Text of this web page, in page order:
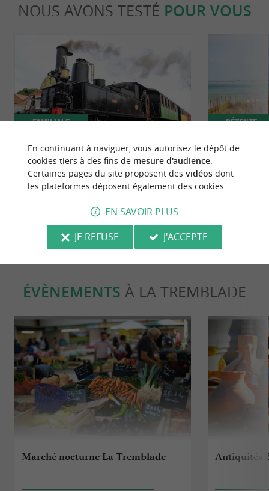
NOUS AVONS TESTÉ POUR VOUS
Le « Train des Mouettes » : l’estuaire de
la Seudre à bord d’une machine à
remonter le temps
Familiale
5 sites
Maritime en
Détente
ÉVÈNEMENTS À LA TREMBLADE
Marché nocturne La Tremblade Antiquités
En continuant à naviguer, vous autorisez le dépôt de
cookies tiers à des fins de mesure d'audience.
Certaines pages du site proposent des vidéosdont
les plateformes déposent également des cookies.
EN SAVOIR PLUS
JE REFUSE
J'ACCEPTE